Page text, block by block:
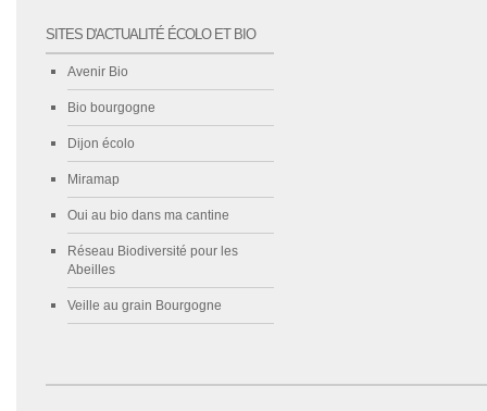
SITES D'ACTUALITÉ ÉCOLO ET BIO
Avenir Bio
Bio bourgogne
Dijon écolo
Miramap
Oui au bio dans ma cantine
Réseau Biodiversité pour les
Abeilles
Veille au grain Bourgogne